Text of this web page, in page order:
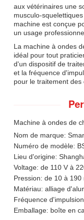
aux vétérinaires une
musculo-
machine est conçue
un usage
La machine à ondes
idéal pour tout
d'un dispositif de
et la fréquence
pour le traitement des
Machine à ondes de
Nom de marque:
Numéro de modèle:
Lieu d'origine:
Voltage: de 110 V à
Pression: de 10 à 190
Matériau: alliage
Fréquence
Emballage: boîte en